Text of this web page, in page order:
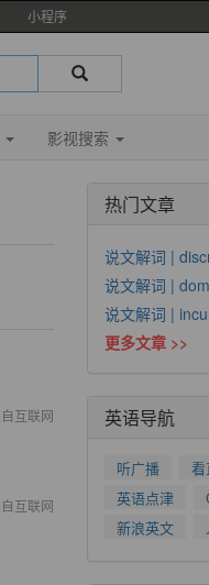
小程序
影视搜索
互联网
互联网
热门文章
说文解词 |
说文解词 |
说文解词 |
更多文章 >>
英语导航
听广播
英语点津
新浪英文